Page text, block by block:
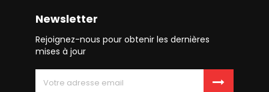
Newsletter
Rejoignez-nous pour obtenir les dernières
mises à jour